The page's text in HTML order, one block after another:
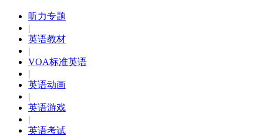
听力专题
|
英语教材
|
VOA标准英语
|
英语动画
|
英语游戏
|
英语考试